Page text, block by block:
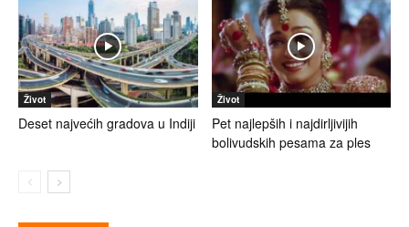
Život
Deset najvećih gradova u Indiji
Život
Pet najlepših i najdirljivijih
bolivudskih pesama za ples